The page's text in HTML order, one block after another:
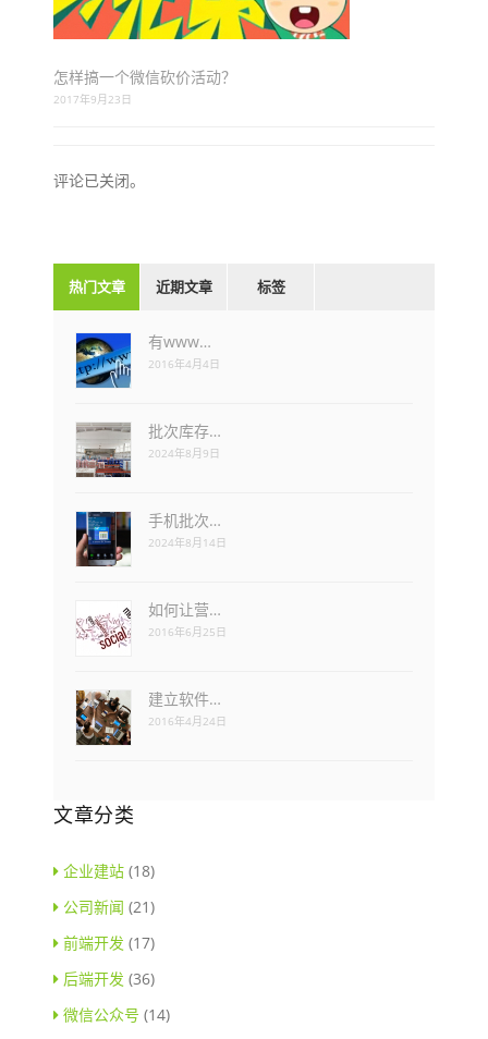
怎样搞一个微信砍价活动？
2017年9月23日
评论已关闭。
热门文章 近期文章 标签
有www…
2016年4月4日
批次库存…
2024年8月9日
手机批次…
2024年8月14日
如何让营…
2016年6月25日
建立软件…
2016年4月24日
文章分类
企业建站 (18)
公司新闻 (21)
前端开发 (17)
后端开发 (36)
微信公众号 (14)